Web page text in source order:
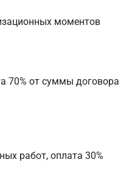
моментов
70% от суммы договора
работ, оплата 30%